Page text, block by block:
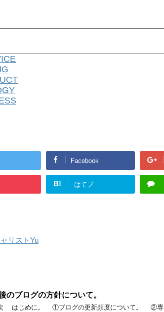
Facebook
B! はてブ
リストYu
のブログの方針について。
はじめに。 ①ブログの更新頻度について。 ②専